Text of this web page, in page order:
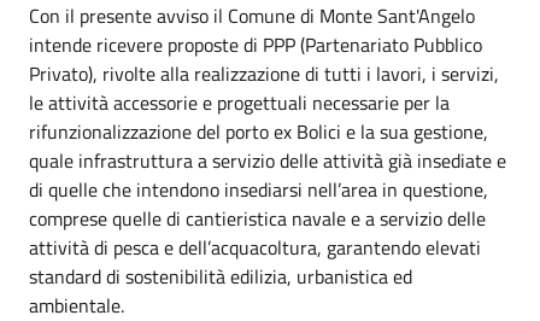
Con il presente avviso il Comune di Monte Sant'Angelo
intende ricevere proposte di PPP (Partenariato Pubblico
Privato), rivolte alla realizzazione di tutti i lavori, i servizi,
le attività accessorie e progettuali necessarie per la
rifunzionalizzazione del porto ex Bolici e la sua gestione,
quale infrastruttura a servizio delle attività già insediate e
di quelle che intendono insediarsi nell’area in questione,
comprese quelle di cantieristica navale e a servizio delle
attività di pesca e dell’acquacoltura, garantendo elevati
standard di sostenibilità edilizia, urbanistica ed
ambientale.